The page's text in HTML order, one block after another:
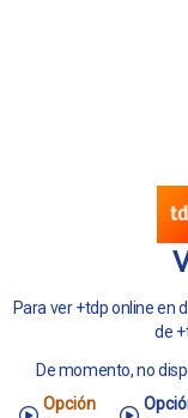
Para ver +tdp online en
de
De momento, no
Opción